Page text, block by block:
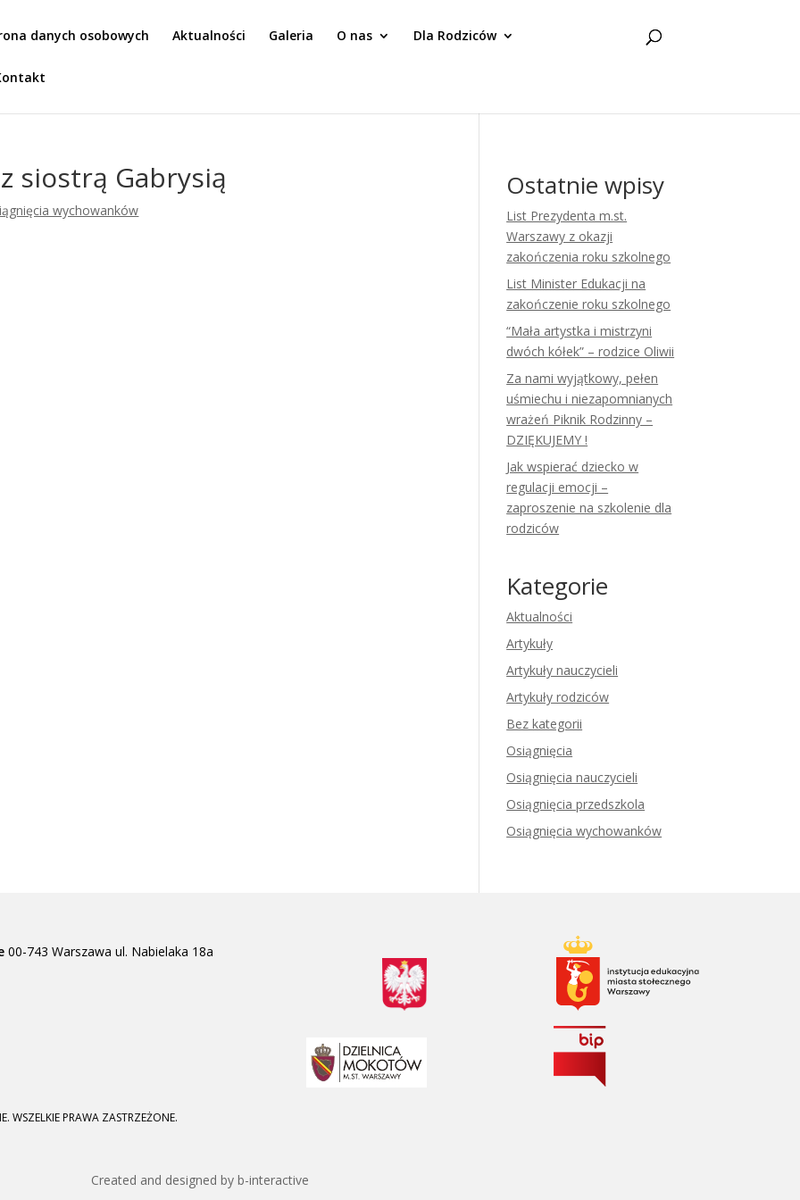
danych osobowych Aktualności Galeria O nas Dla Rodziców
siostrą Gabrysią
wychowanków
Ostatnie wpisy
List Prezydenta m.st.
Warszawy z okazji
zakończenia roku szkolnego
List Minister Edukacji na
zakończenie roku szkolnego
“Mała artystka i mistrzyni
dwóch kółek” – rodzice Oliwii
Za nami wyjątkowy, pełen
uśmiechu i niezapomnianych
wrażeń Piknik Rodzinny –
DZIĘKUJEMY !
Jak wspierać dziecko w
regulacji emocji –
zaproszenie na szkolenie dla
rodziców
Kategorie
Aktualności
Artykuły
Artykuły nauczycieli
Artykuły rodziców
Bez kategorii
Osiągnięcia
Osiągnięcia nauczycieli
Osiągnięcia przedszkola
Osiągnięcia wychowanków
00-743 Warszawa ul. Nabielaka 18a
WSZELKIE PRAWA ZASTRZEŻONE.
Created and designed by b-interactive